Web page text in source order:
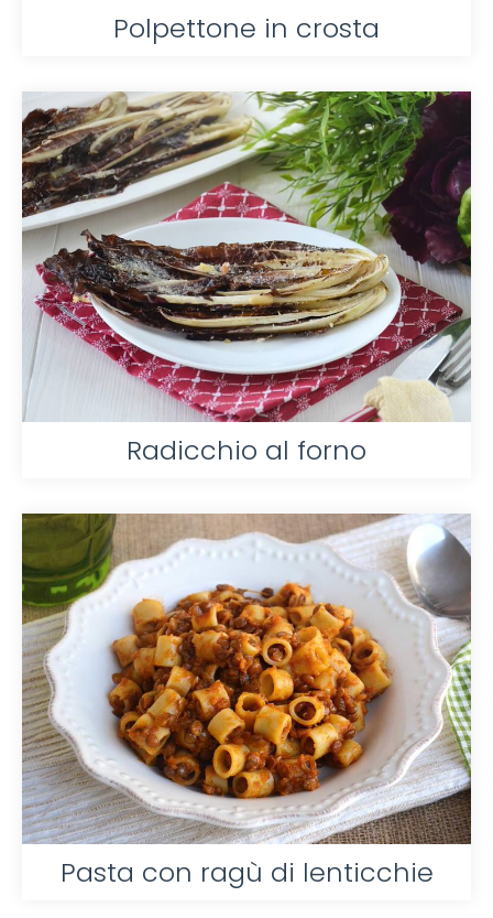
Polpettone in crosta
Radicchio al forno
Pasta con ragù di lenticchie